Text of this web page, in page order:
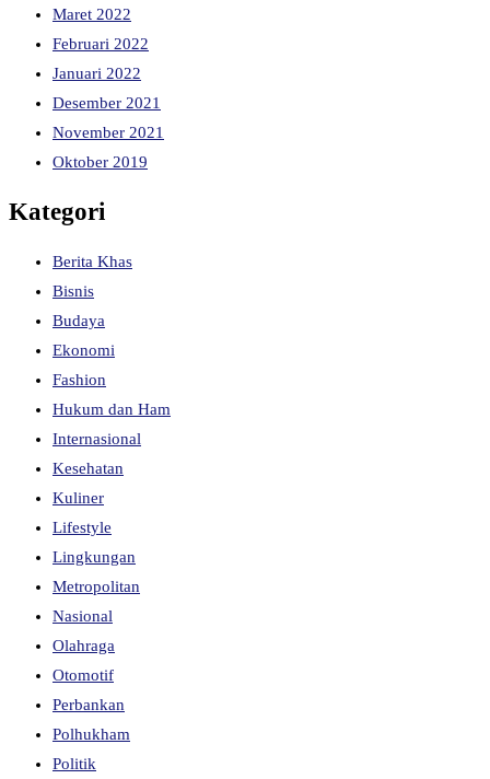
Maret 2022
Februari 2022
Januari 2022
Desember 2021
November 2021
Oktober 2019
Kategori
Berita Khas
Bisnis
Budaya
Ekonomi
Fashion
Hukum dan Ham
Internasional
Kesehatan
Kuliner
Lifestyle
Lingkungan
Metropolitan
Nasional
Olahraga
Otomotif
Perbankan
Polhukham
Politik